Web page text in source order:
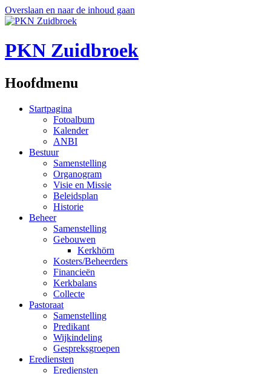
Overslaan en naar de inhoud gaan
PKN Zuidbroek
Hoofdmenu
Startpagina
Fotoalbum
Kalender
ANBI
Bestuur
Samenstelling
Organogram
Visie en Missie
Beleidsplan
Historie
Beheer
Samenstelling
Gebouwen
Kerkhörn
Kosters/Beheerders
Financieën
Kerkbalans
Collecte
Pastoraat
Samenstelling
Predikant
Wijkindeling
Gespreksgroepen
Erediensten
Erediensten